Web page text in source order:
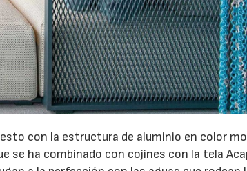
con la estructura de aluminio en color
se ha combinado con cojines con la tela